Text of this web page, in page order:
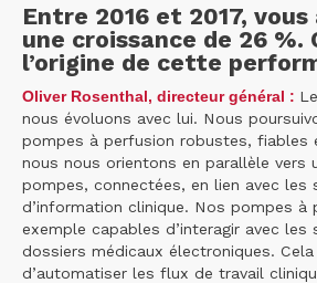
Entre 2016 et 2017,
une croissance de 26 %.
l’origine de cette
Oliver Rosenthal, directeur général :
nous évoluons avec lui. Nous
pompes à perfusion robustes, fiables
nous nous orientons en parallèle vers
pompes, connectées, en lien avec les
d’information clinique. Nos pompes à
exemple capables d’interagir avec les
dossiers médicaux électroniques.
d’automatiser les flux de travail